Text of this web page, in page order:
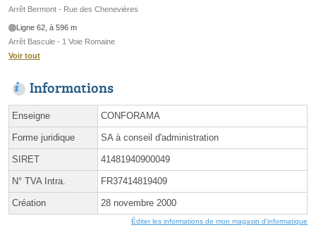
Arrêt Bermont - Rue des Chenevières
Ligne 62, à 596 m
Arrêt Bascule - 1 Voie Romaine
Voir tout
Informations
Enseigne CONFORAMA
Forme juridique SA à conseil d'administration
SIRET 41481940900049
N° TVA Intra. FR37414819409
Création 28 novembre 2000
Éditer les informations de mon magasin d'informatique